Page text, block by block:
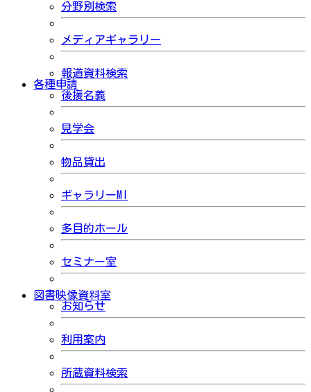
分野別検索
メディアギャラリー
報道資料検索
各種申請
後援名義
見学会
物品貸出
ギャラリーMI
多目的ホール
セミナー室
図書映像資料室
お知らせ
利用案内
所蔵資料検索